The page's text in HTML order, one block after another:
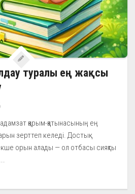
туралы ең жақсы
қарым-қатынасының ең
зерттеп келеді. Достық
орын алады — ол отбасы сияқты